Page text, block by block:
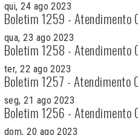
qui, 24 ago 2023
Boletim 1259 - Atendimento
qua, 23 ago 2023
Boletim 1258 - Atendimento
ter, 22 ago 2023
Boletim 1257 - Atendimento
seg, 21 ago 2023
Boletim 1256 - Atendimento
dom, 20 ago 2023